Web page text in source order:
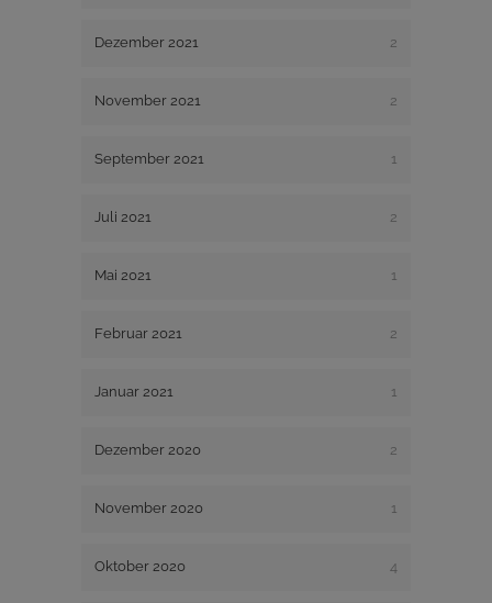
Dezember 2021 2
November 2021 2
September 2021 1
Juli 2021 2
Mai 2021 1
Februar 2021 2
Januar 2021 1
Dezember 2020 2
November 2020 1
Oktober 2020 4